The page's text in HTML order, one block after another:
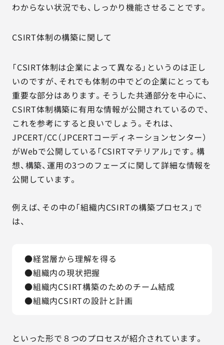
わからない状況でも、しっかり機能させることです。
CSIRT体制の構築に関して
「CSIRT体制は企業によって異なる」というのは正し
いのですが、それでも体制の中でどの企業にとっても
重要な部分はあります。そうした共通部分を中心に、
CSIRT体制構築に有用な情報が公開されているので、
これを参考にすると良いでしょう。それは、
JPCERT/CC（JPCERTコーディネーションセンター）
がWebで公開している「CSIRTマテリアル」です。構
想、構築、運用の3つのフェーズに関して詳細な情報を
公開しています。
例えば、その中の「組織内CSIRTの構築プロセス」で
は、
●経営層から理解を得る
●組織内の現状把握
●組織内CSIRT構築のためのチーム結成
●組織内CSIRTの設計と計画
といった形で８つのプロセスが紹介されています。